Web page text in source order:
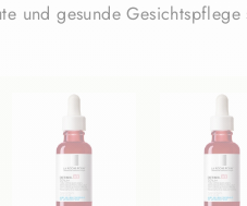
und gesunde Gesichtspflege